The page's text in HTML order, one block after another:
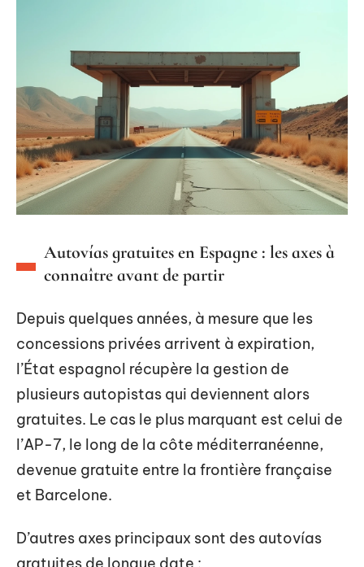
Autovías gratuites en Espagne : les axes à
connaître avant de partir
Depuis quelques années, à mesure que les
concessions privées arrivent à expiration,
l’État espagnol récupère la gestion de
plusieurs autopistas qui deviennent alors
gratuites. Le cas le plus marquant est celui de
l’AP-7, le long de la côte méditerranéenne,
devenue gratuite entre la frontière française
et Barcelone.
D’autres axes principaux sont des autovías